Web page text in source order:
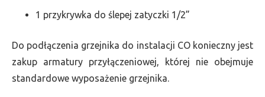
1 przykrywka do ślepej zatyczki 1/2”
Do podłączenia grzejnika do instalacji CO konieczny jest
zakup armatury przyłączeniowej, której nie obejmuje
standardowe wyposażenie grzejnika.